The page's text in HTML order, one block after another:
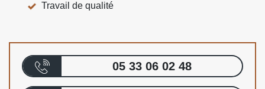
Travail de qualité
05 33 06 02 48